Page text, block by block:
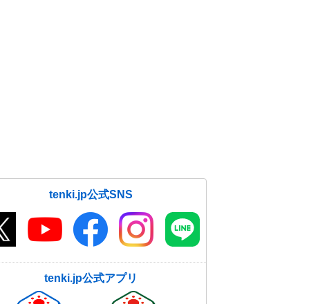
tenki.jp公式SNS
tenki.jp公式アプリ